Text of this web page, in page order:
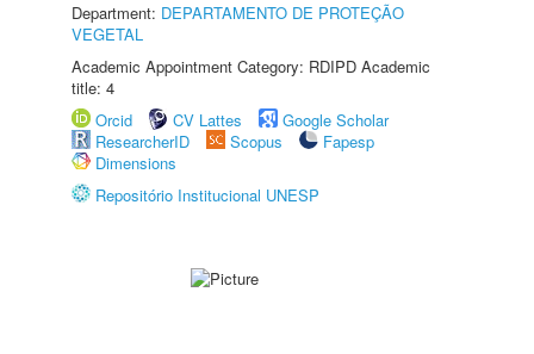
Department: DEPARTAMENTO DE PROTEÇÃO
VEGETAL
Academic Appointment Category: RDIPD Academic
title: 4
Orcid
CV Lattes
Google Scholar
ResearcherID
Scopus
Fapesp
Dimensions
Repositório Institucional UNESP